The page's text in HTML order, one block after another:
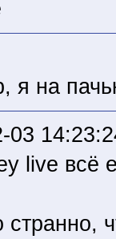
я на
03
live всё